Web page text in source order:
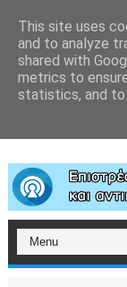
This site uses
and to analyze
shared with
metrics to
statistics, and to